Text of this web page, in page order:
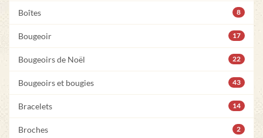
Boîtes 8
Bougeoir 17
Bougeoirs de Noël 22
Bougeoirs et bougies 43
Bracelets 14
Broches 2